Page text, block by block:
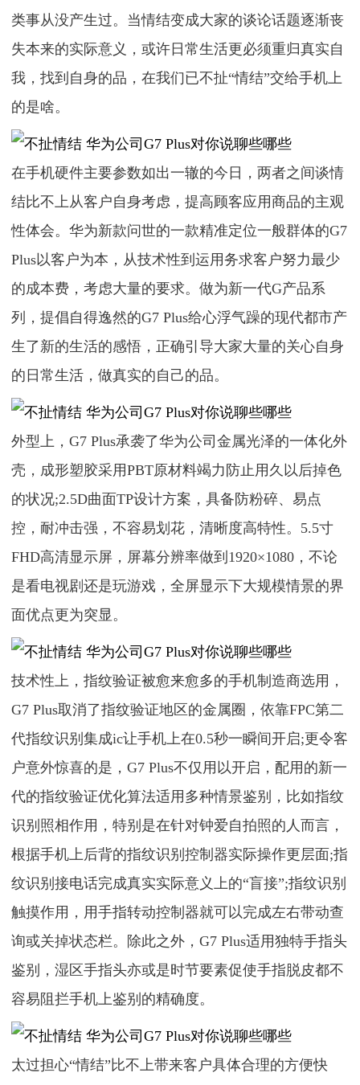
类事从没产生过。当情结变成大家的谈论话题逐渐丧
失本来的实际意义，或许日常生活更必须重归真实自
我，找到自身的品，在我们已不扯“情结”交给手机上
的是啥。
在手机硬件主要参数如出一辙的今日，两者之间谈情
结比不上从客户自身考虑，提高顾客应用商品的主观
性体会。华为新款问世的一款精准定位一般群体的G7
Plus以客户为本，从技术性到运用务求客户努力最少
的成本费，考虑大量的要求。做为新一代G产品系
列，提倡自得逸然的G7 Plus给心浮气躁的现代都市产
生了新的生活的感悟，正确引导大家大量的关心自身
的日常生活，做真实的自己的品。
外型上，G7 Plus承袭了华为公司金属光泽的一体化外
壳，成形塑胶采用PBT原材料竭力防止用久以后掉色
的状况;2.5D曲面TP设计方案，具备防粉碎、易点
控，耐冲击强，不容易划花，清晰度高特性。5.5寸
FHD高清显示屏，屏幕分辨率做到1920×1080，不论
是看电视剧还是玩游戏，全屏显示下大规模情景的界
面优点更为突显。
技术性上，指纹验证被愈来愈多的手机制造商选用，
G7 Plus取消了指纹验证地区的金属圈，依靠FPC第二
代指纹识别集成ic让手机上在0.5秒一瞬间开启;更令客
户意外惊喜的是，G7 Plus不仅用以开启，配用的新一
代的指纹验证优化算法适用多种情景鉴别，比如指纹
识别照相作用，特别是在针对钟爱自拍照的人而言，
根据手机上后背的指纹识别控制器实际操作更层面;指
纹识别接电话完成真实实际意义上的“盲接”;指纹识别
触摸作用，用手指转动控制器就可以完成左右带动查
询或关掉状态栏。除此之外，G7 Plus适用独特手指头
鉴别，湿区手指头亦或是时节要素促使手指脱皮都不
容易阻拦手机上鉴别的精确度。
太过担心“情结”比不上带来客户具体合理的方便快